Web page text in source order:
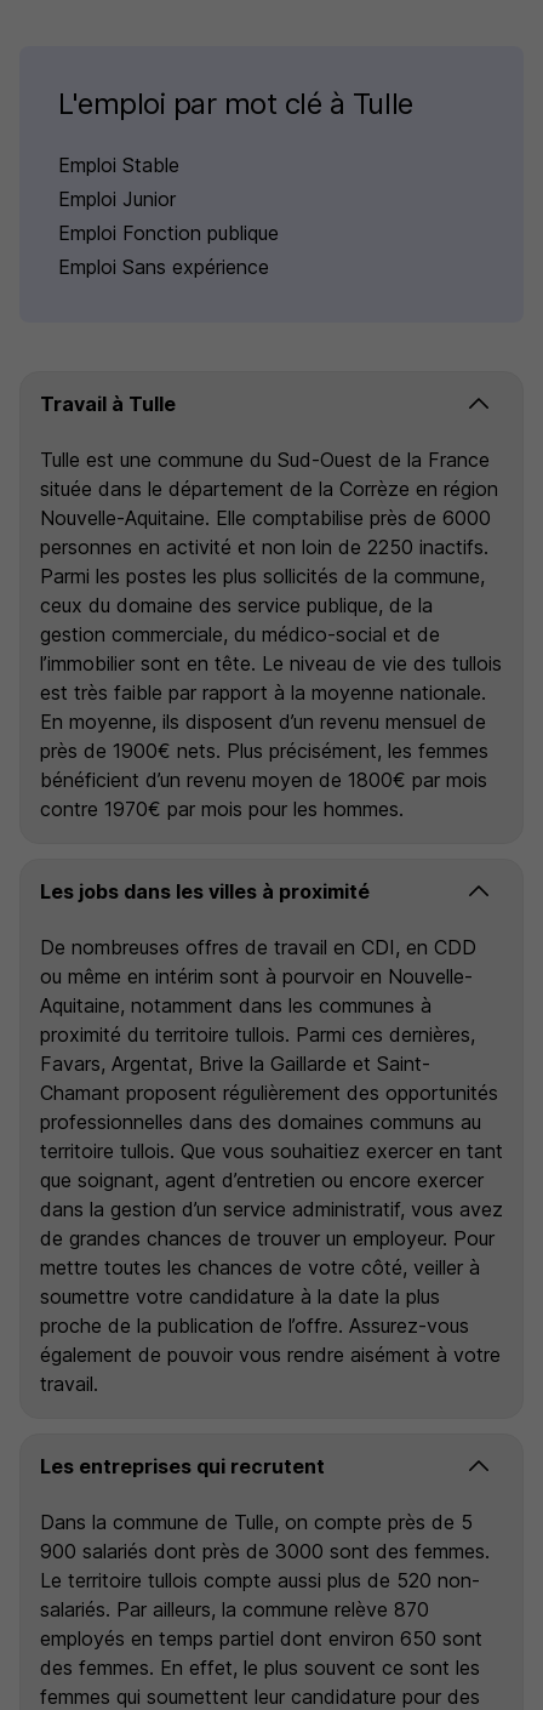
L'emploi par mot clé à Tulle
Emploi Stable
Emploi Junior
Emploi Fonction publique
Emploi Sans expérience
Travail à Tulle
Tulle est une commune du Sud-Ouest de la France
située dans le département de la Corrèze en région
Nouvelle-Aquitaine. Elle comptabilise près de 6000
personnes en activité et non loin de 2250 inactifs.
Parmi les postes les plus sollicités de la commune,
ceux du domaine des service publique, de la
gestion commerciale, du médico-social et de
l’immobilier sont en tête. Le niveau de vie des tullois
est très faible par rapport à la moyenne nationale.
En moyenne, ils disposent d’un revenu mensuel de
près de 1900€ nets. Plus précisément, les femmes
bénéficient d’un revenu moyen de 1800€ par mois
contre 1970€ par mois pour les hommes.
Les jobs dans les villes à proximité
De nombreuses offres de travail en CDI, en CDD
ou même en intérim sont à pourvoir en Nouvelle-
Aquitaine, notamment dans les communes à
proximité du territoire tullois. Parmi ces dernières,
Favars, Argentat, Brive la Gaillarde et Saint-
Chamant proposent régulièrement des opportunités
professionnelles dans des domaines communs au
territoire tullois. Que vous souhaitiez exercer en tant
que soignant, agent d’entretien ou encore exercer
dans la gestion d’un service administratif, vous avez
de grandes chances de trouver un employeur. Pour
mettre toutes les chances de votre côté, veiller à
soumettre votre candidature à la date la plus
proche de la publication de l’offre. Assurez-vous
également de pouvoir vous rendre aisément à votre
travail.
Les entreprises qui recrutent
Dans la commune de Tulle, on compte près de 5
900 salariés dont près de 3000 sont des femmes.
Le territoire tullois compte aussi plus de 520 non-
salariés. Par ailleurs, la commune relève 870
employés en temps partiel dont environ 650 sont
des femmes. En effet, le plus souvent ce sont les
femmes qui soumettent leur candidature pour des